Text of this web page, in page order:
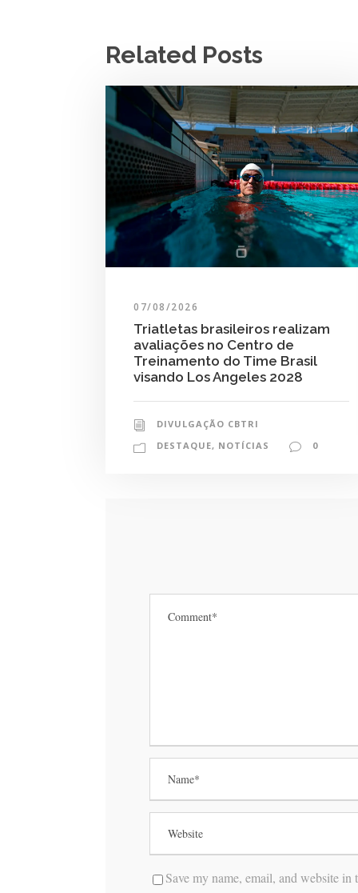
Related Posts
07/08/2026
Triatletas brasileiros realizam
avaliações no Centro de
Treinamento do Time Brasil
visando Los Angeles 2028
DIVULGAÇÃO CBTRI
DESTAQUE, NOTÍCIAS 0
Save my name, email, and website